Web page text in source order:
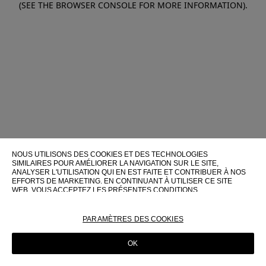
(SEE THE BROWSER CONSOLE FOR MORE INFORMATION).
NOUS UTILISONS DES COOKIES ET DES TECHNOLOGIES
SIMILAIRES POUR AMÉLIORER LA NAVIGATION SUR LE SITE,
ANALYSER L'UTILISATION QUI EN EST FAITE ET CONTRIBUER À NOS
EFFORTS DE MARKETING. EN CONTINUANT À UTILISER CE SITE
WEB, VOUS ACCEPTEZ LES PRÉSENTES CONDITIONS
POUR PLUS D'INFORMATIONS SUR CES TECHNOLOGIES ET LEUR
POLITIQUE EN MATIÈRE DE COOKIES
PARAMÈTRES DES COOKIES
OK